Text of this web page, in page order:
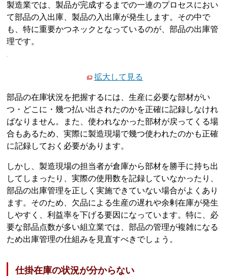
製造業では、製品が完成するまでの一連のプロセスにおい
て部品の入出庫、製品の入出庫が発生します。その中で
も、特に重要かつネックとなっているのが、部品の出庫管
理です。
拡大して見る
部品の在庫状況を把握するには、生産に必要な部材がい
つ・どこに・幾つ払い出されたのかを正確に記録しなけれ
ばなりません。また、使われなかった部材が戻ってくる場
合もあるため、実際に製造現場で幾つ使われたのかも正確
に記録しておく必要があります。
しかし、製造現場の担当者が倉庫から部材を勝手に持ち出
してしまったり、実際の使用数を記録していなかったり、
部品の出庫管理を正しく実施できていない場合がよくあり
ます。そのため、欠品による生産の遅れや余剰在庫が発生
しやすく、利益率を下げる要因になっています。特に、必
要な部品点数が多い組立業では、部品の管理が複雑になる
ため出庫管理の仕組みを見直すべきでしょう。
仕掛在庫の状況が分からない